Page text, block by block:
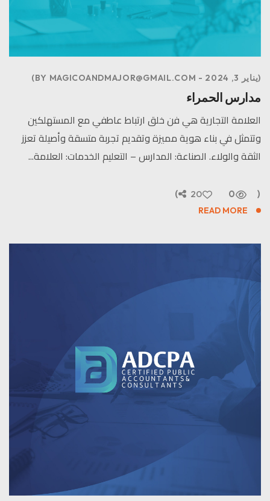
يناير 3, 2024 BY MAGICOANDMAJOR@GMAIL.COM
مدارس الحمراء
العلامة التجارية هي فن خلق ارتباط عاطفي مع المستهلكين
وتتمثل في بناء هوية مميزة وتقديم تجربة متسقة وأصيلة تعزز
الثقة والولاء. الصناعة: المدارس – التعليم الخدمات: العلامة...
READ MORE
0
20